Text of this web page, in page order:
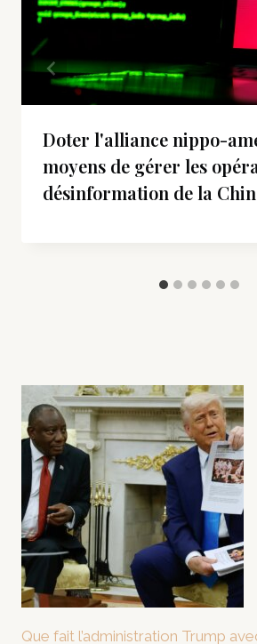
Doter l'alliance nippo-
moyens de gérer les
désinformation de la
Que fait l’administration Trump